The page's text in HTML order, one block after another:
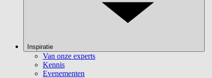
Inspiratie
Van onze experts
Kennis
Evenementen